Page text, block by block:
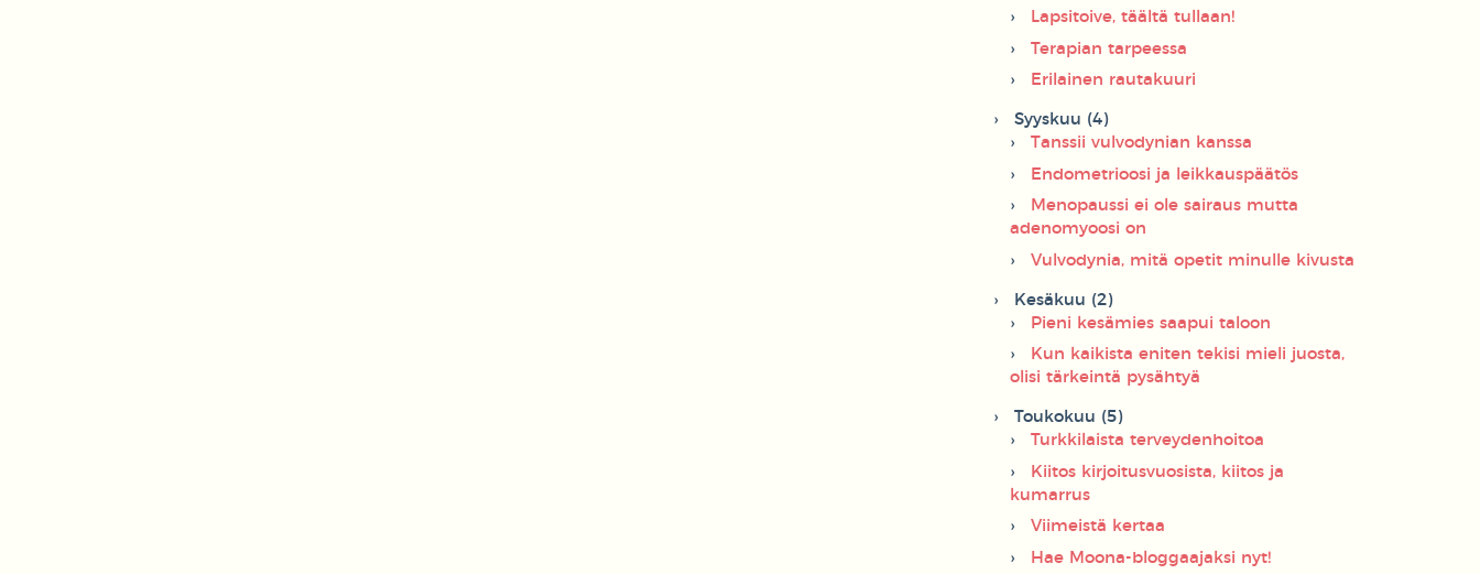
Lapsitoive, täältä tullaan!
Terapian tarpeessa
Erilainen rautakuuri
Syyskuu (4)
Tanssii vulvodynian kanssa
Endometrioosi ja leikkauspäätös
Menopaussi ei ole sairaus mutta
adenomyoosi on
Vulvodynia, mitä opetit minulle kivusta
Kesäkuu (2)
Pieni kesämies saapui taloon
Kun kaikista eniten tekisi mieli juosta,
olisi tärkeintä pysähtyä
Toukokuu (5)
Turkkilaista terveydenhoitoa
Kiitos kirjoitusvuosista, kiitos ja
kumarrus
Viimeistä kertaa
Hae Moona-bloggaajaksi nyt!